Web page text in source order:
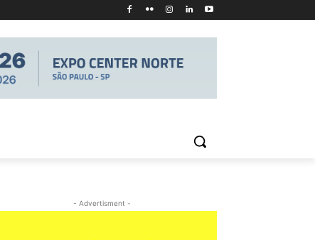
- Advertisment -